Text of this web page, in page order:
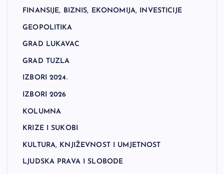
FINANSIJE, BIZNIS, EKONOMIJA, INVESTICIJE
GEOPOLITIKA
GRAD LUKAVAC
GRAD TUZLA
IZBORI 2024.
IZBORI 2026
KOLUMNA
KRIZE I SUKOBI
KULTURA, KNJIŽEVNOST I UMJETNOST
LJUDSKA PRAVA I SLOBODE